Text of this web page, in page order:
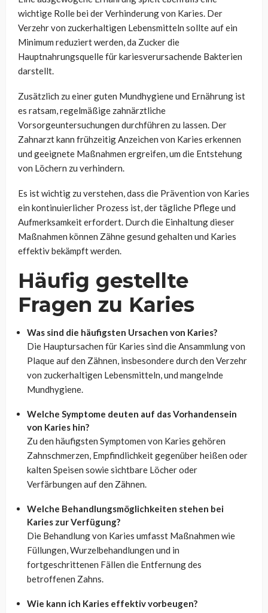
wichtige Rolle bei der Verhinderung von Karies. Der
Verzehr von zuckerhaltigen Lebensmitteln sollte auf ein
Minimum reduziert werden, da Zucker die
Hauptnahrungsquelle für kariesverursachende Bakterien
darstellt.
Zusätzlich zu einer guten Mundhygiene und Ernährung ist
es ratsam, regelmäßige zahnärztliche
Vorsorgeuntersuchungen durchführen zu lassen. Der
Zahnarzt kann frühzeitig Anzeichen von Karies erkennen
und geeignete Maßnahmen ergreifen, um die Entstehung
von Löchern zu verhindern.
Es ist wichtig zu verstehen, dass die Prävention von Karies
ein kontinuierlicher Prozess ist, der tägliche Pflege und
Aufmerksamkeit erfordert. Durch die Einhaltung dieser
Maßnahmen können Zähne gesund gehalten und Karies
effektiv bekämpft werden.
Häufig gestellte
Fragen zu Karies
Was sind die häufigsten Ursachen von Karies?
Die Hauptursachen für Karies sind die Ansammlung von
Plaque auf den Zähnen, insbesondere durch den Verzehr
von zuckerhaltigen Lebensmitteln, und mangelnde
Mundhygiene.
Welche Symptome deuten auf das Vorhandensein
von Karies hin?
Zu den häufigsten Symptomen von Karies gehören
Zahnschmerzen, Empfindlichkeit gegenüber heißen oder
kalten Speisen sowie sichtbare Löcher oder
Verfärbungen auf den Zähnen.
Welche Behandlungsmöglichkeiten stehen bei
Karies zur Verfügung?
Die Behandlung von Karies umfasst Maßnahmen wie
Füllungen, Wurzelbehandlungen und in
fortgeschrittenen Fällen die Entfernung des
betroffenen Zahns.
Wie kann ich Karies effektiv vorbeugen?